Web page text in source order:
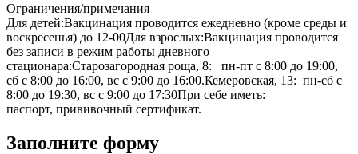
Ограничения/примечания
Для детей:Вакцинация проводится ежедневно (кроме среды и
воскресенья) до 12-00Для взрослых:Вакцинация проводится
без записи в режим работы дневного
стационара:Старозагородная роща, 8: пн-пт с 8:00 до 19:00,
сб с 8:00 до 16:00, вс с 9:00 до 16:00.Кемеровская, 13: пн-сб с
8:00 до 19:30, вс с 9:00 до 17:30При себе иметь:
паспорт, прививочный сертификат.
Заполните форму